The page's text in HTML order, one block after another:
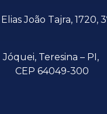
João Tajra, 1720,
Jóquei, Teresina – PI,
CEP 64049-300